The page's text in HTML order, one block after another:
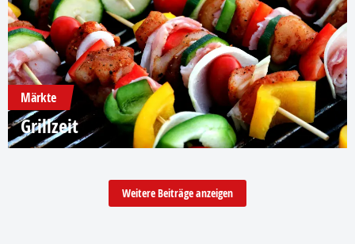
Märkte
Grillzeit
Weitere Beiträge anzeigen